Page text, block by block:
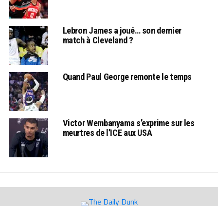
Lebron James a joué… son dernier
match à Cleveland ?
Quand Paul George remonte le temps
Victor Wembanyama s’exprime sur les
meurtres de l’ICE aux USA